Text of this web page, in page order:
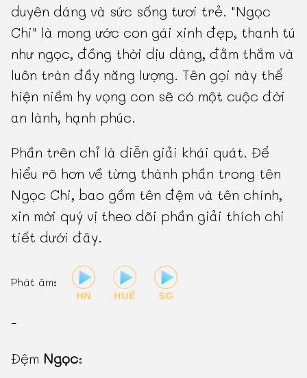
duyên dáng và sức sống tươi trẻ. "Ngọc
Chi" là mong ước con gái xinh đẹp, thanh tú
như ngọc, đồng thời dịu dàng, đằm thắm và
luôn tràn đầy năng lượng. Tên gọi này thể
hiện niềm hy vọng con sẽ có một cuộc đời
an lành, hạnh phúc.
Phần trên chỉ là diễn giải khái quát. Để
hiểu rõ hơn về từng thành phần trong tên
Ngọc Chi, bao gồm tên đệm và tên chính,
xin mời quý vị theo dõi phần giải thích chi
tiết dưới đây.
Phát âm:
-
Đệm Ngọc: